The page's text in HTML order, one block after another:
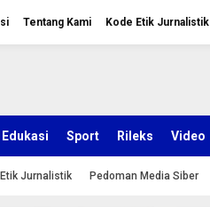
Tentang Kami Kode Etik Jurnalistik
Edukasi Sport Rileks Video
Etik Jurnalistik Pedoman Media Siber